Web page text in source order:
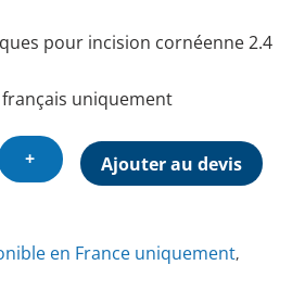
pour incision cornéenne 2.4
uniquement
+ Ajouter au devis
en France uniquement,